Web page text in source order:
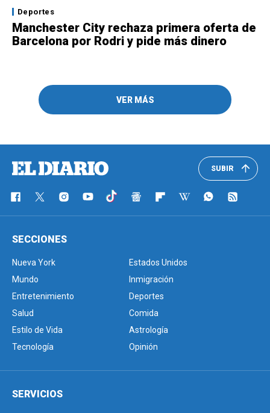
Deportes
Manchester City rechaza primera oferta de
Barcelona por Rodri y pide más dinero
VER MÁS
SUBIR
SECCIONES
Nueva York
Estados Unidos
Mundo
Inmigración
Entretenimiento
Deportes
Salud
Comida
Estilo de Vida
Astrología
Tecnología
Opinión
SERVICIOS